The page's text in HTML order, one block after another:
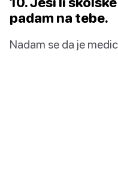
padam na tebe.
Nadam se da je